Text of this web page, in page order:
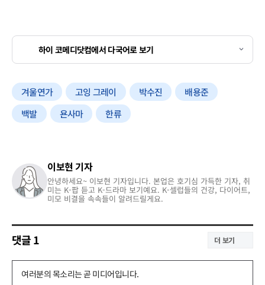
하이 코메디닷컴에서 다국어로 보기
겨울연가 고잉 그레이 박수진
배용준
백발
욘사마 한류
이보현 기자
안녕하세요~ 이보현 기자입니다. 본업은 호기심 가득한 기자, 취
미는 K-팝 듣고 K-드라마 보기예요. K-셀럽들의 건강, 다이어트,
미모 비결을 속속들이 알려드릴게요.
댓글1 더 보기
댓